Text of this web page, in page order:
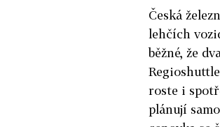
Česká
lehčích
běžné, že
roste i
plánují